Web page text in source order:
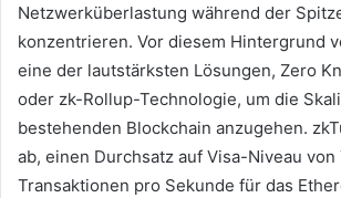
Netzwerküberlastung während der
konzentrieren. Vor diesem Hintergrund
eine der lautstärksten Lösungen, Zero
oder zk-Rollup-Technologie, um die
bestehenden Blockchain anzugehen.
ab, einen Durchsatz auf Visa-Niveau von
Transaktionen pro Sekunde für das